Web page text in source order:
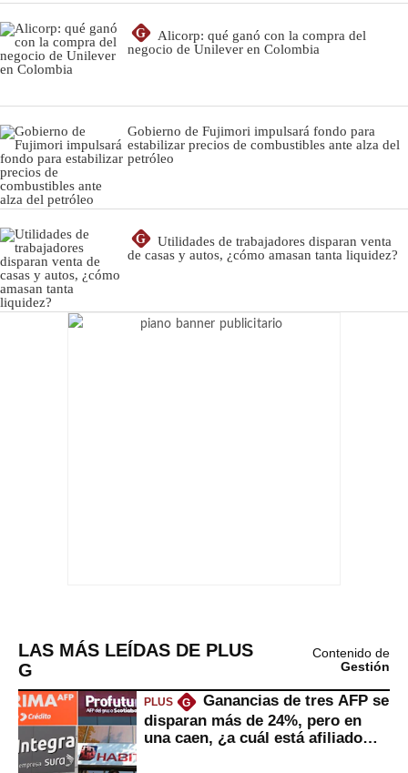
G
Alicorp: qué ganó con la compra del
negocio de Unilever en Colombia
Gobierno de Fujimori impulsará fondo para
estabilizar precios de combustibles ante alza del
petróleo
G
Utilidades de trabajadores disparan venta
de casas y autos, ¿cómo amasan tanta liquidez?
LAS MÁS LEÍDAS DE PLUS
G
Contenido de
Gestión
PLUS G
Ganancias de tres AFP se
disparan más de 24%, pero en
una caen, ¿a cuál está afiliado